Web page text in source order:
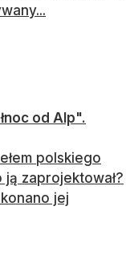
od Alp".
polskiego
ją zaprojektował?
jej